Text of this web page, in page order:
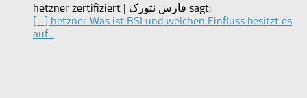
hetzner zertifiziert | فارس نتورک sagt:
[…] hetzner Was ist BSI und welchen Einfluss besitzt es
auf...